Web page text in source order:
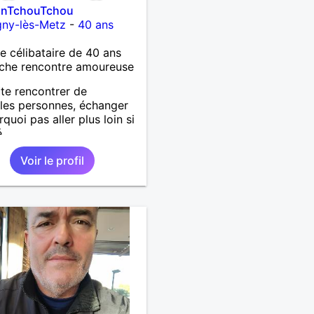
lès-Metz - 40 ans
célibataire de 40 ans
rencontre amoureuse
rencontrer de
personnes, échanger
pas aller plus loin si
Voir le profil